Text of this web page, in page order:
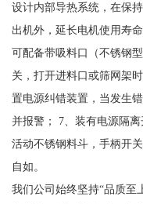
设计内部导热系统，在保
出机外，延长电机使用寿
可配备带吸料口（不锈钢
关，打开进料口或筛网架
置电源纠错装置，当发生
并报警； 7、装有电源隔
活动不锈钢料斗，手柄开
自如。
我们公司始终坚持“品质至